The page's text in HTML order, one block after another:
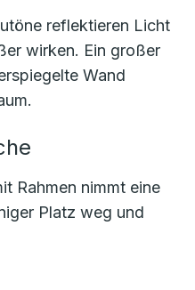
reflektieren Licht
wirken. Ein großer
Wand
Rahmen nimmt eine
Platz weg und